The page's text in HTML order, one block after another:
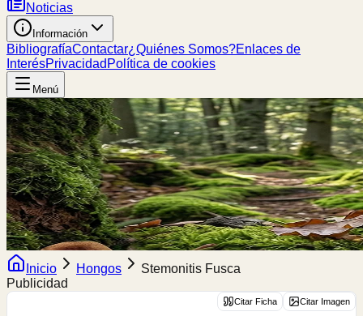
Noticias
Información
BibliografíaContactar¿Quiénes Somos?Enlaces de
InterésPrivacidad Política de cookies
Menú
Inicio Hongos
Stemonitis Fusca
Publicidad
Citar Ficha Citar Imagen